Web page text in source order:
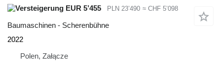
EUR 5’455
PLN 23’490 ≈ CHF 5’098
Baumaschinen - Scherenbühne
2022
Polen, Załącze